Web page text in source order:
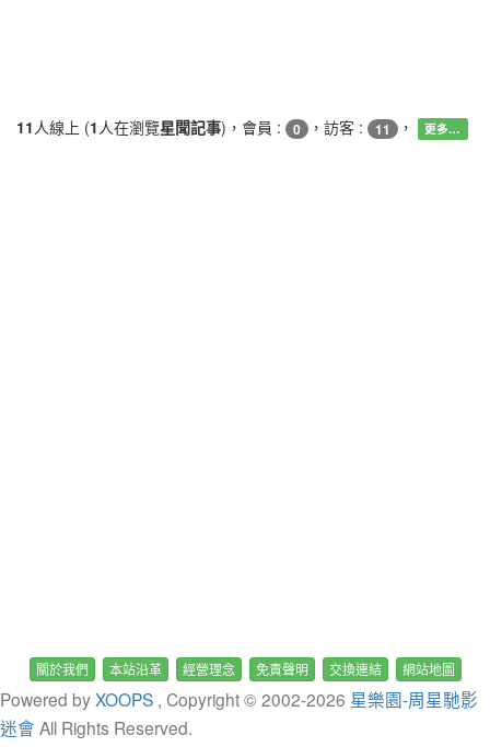
11 人線上 (1 人在瀏覽星聞記事)，會員 : 0 ，訪客 : 11 ， 更多…
關於我們 本站沿革 經營理念 免責聲明 交換連結 網站地圖
Powered byXOOPS , Copyright © 2002-2026 星樂園-周星馳影
迷會 All Rights Reserved.